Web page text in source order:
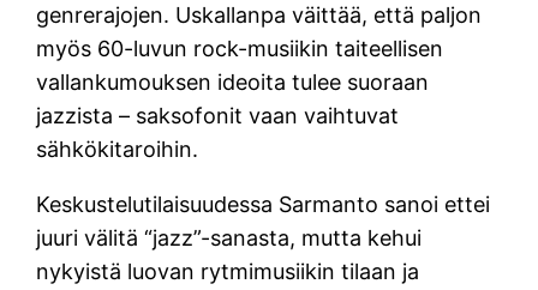
genrerajojen. Uskallanpa väittää, että paljon
myös 60-luvun rock-musiikin taiteellisen
vallankumouksen ideoita tulee suoraan
jazzista – saksofonit vaan vaihtuvat
sähkökitaroihin.
Keskustelutilaisuudessa Sarmanto sanoi ettei
juuri välitä “jazz”-sanasta, mutta kehui
nykyistä luovan rytmimusiikin tilaan ja